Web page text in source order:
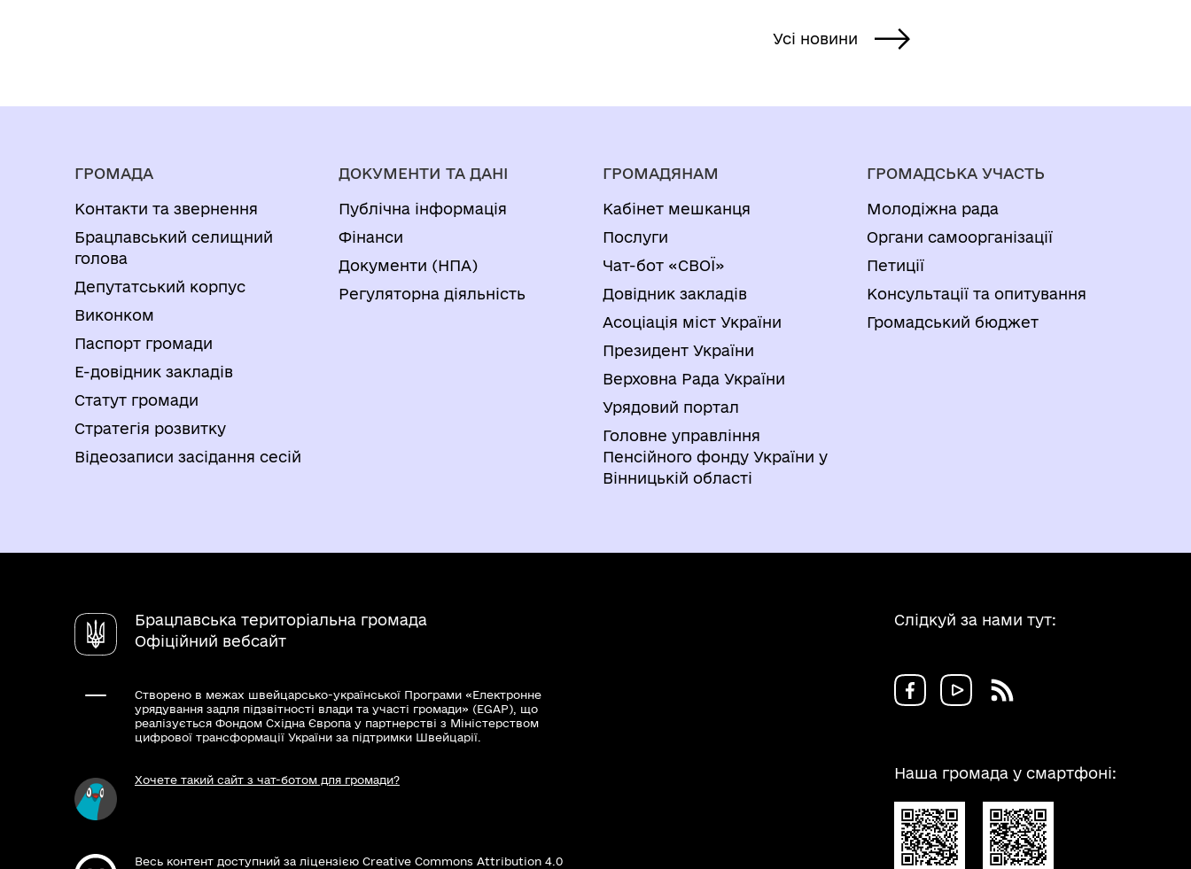
Усі новини
ГРОМАДА
Контакти та звернення
Брацлавський селищний
голова
Депутатський корпус
Виконком
Паспорт громади
Е-довідник закладів
Статут громади
Стратегія розвитку
Відеозаписи засідання сесій
ДОКУМЕНТИ ТА ДАНІ
Публічна інформація
Фінанси
Документи (НПА)
Регуляторна діяльність
ГРОМАДЯНАМ
Кабінет мешканця
Послуги
Чат-бот «СВОЇ»
Довідник закладів
Асоціація міст України
Президент України
Верховна Рада України
Урядовий портал
Головне управління
Пенсійного фонду України у
Вінницькій області
ГРОМАДСЬКА УЧАСТЬ
Молодіжна рада
Органи самоорганізації
Петиції
Консультації та опитування
Громадський бюджет
Брацлавська територіальна громада
Офіційний вебсайт
Створено в межах швейцарсько-української Програми «Електронне
урядування задля підзвітності влади та участі громади» (EGAP), що
реалізується Фондом Східна Європа у партнерстві з Міністерством
цифрової трансформації України за підтримки Швейцарії.
Хочете такий сайт з чат-ботом для громади?
Весь контент доступний за ліцензією Creative Commons Attribution 4.0
Слідкуй за нами тут:
Наша громада у смартфоні: